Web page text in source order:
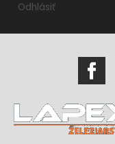
Odhlásiť